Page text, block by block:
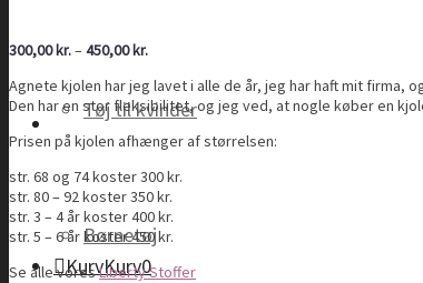
Tøj til kvinder
Børnetøj
KurvKurv0
300,00kr.–450,00kr.Prisinterval:
til
450,00 kr.
Agnete kjolen har jeg lavet i alle de år, jeg har haft mit firma,
Den har en stor fleksibilitet, og jeg ved, at nogle køber en
Prisen på kjolen afhænger af størrelsen:
str. 68 og 74 koster 300 kr.
str. 80 – 92 koster 350 kr.
str. 3 – 4 år koster 400 kr.
str. 5 – 6 år koster 450 kr.
Se alle voresLiberty Stoffer